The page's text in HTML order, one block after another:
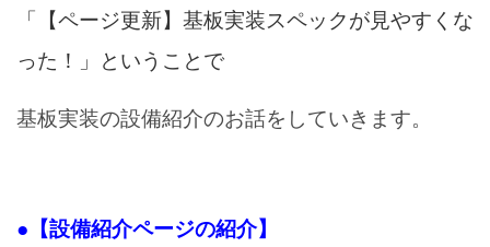
「【ページ更新】基板実装スペックが見やすくな
った！」ということで
基板実装の設備紹介のお話をしていきます。
●【設備紹介ページの紹介】